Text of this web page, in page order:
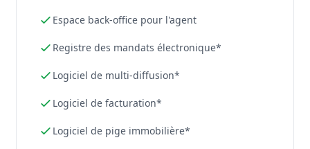
Espace back-office pour l'agent
Registre des mandats électronique*
Logiciel de multi-diffusion*
Logiciel de facturation*
Logiciel de pige immobilière*